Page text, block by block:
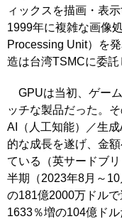
ィックスを描画・表
1999年に複雑な画像
Processing Unit）を
造は台湾TSMCに委託
GPUは当初、ゲー
ッチな製品だった。
AI（人工知能）／生
的な成長を遂げ、金
ている（英サードブ
半期（2023年8月～
の181億2000万ドル
1633％増の104億ドル